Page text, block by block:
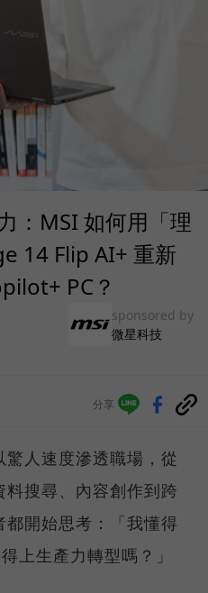
：MSI 如何用「理
14 Flip AI+ 重新
PC？
sponsored by
微星科技
分享
人速度滲透職場，從
搜尋、內容創作到跨
開始思考：「我懂得
上生產力轉型嗎？」